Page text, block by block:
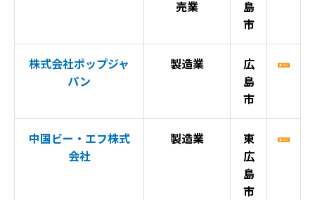
売業
島
市
株式会社ポップジャ
パン
製造業
広
島
市
中国ビー・エフ株式
会社
製造業
東
広
島
市